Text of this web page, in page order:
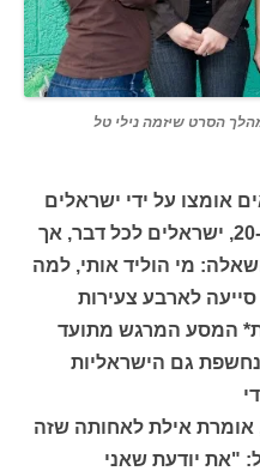
הסרט שיזמה נילי טל
אומצו על ידי ישראלים
בשנות ה-80 * היום הם בני 20-30, ישראלים לכל דבר, אך
מי הוליד אותי, למה
סייעה לארבע צעירות
המסע המרגש מתועד
גם הישראליות
אילת לאחותה שזה
"את יודעת שאני